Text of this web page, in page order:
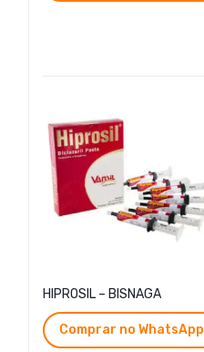
HIPROSIL – BISNAGA
Comprar no WhatsApp